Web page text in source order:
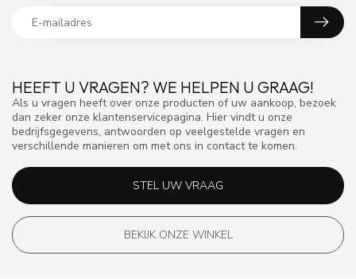
HEEFT U VRAGEN? WE HELPEN U GRAAG!
Als u vragen heeft over onze producten of uw aankoop, bezoek
dan zeker onze klantenservicepagina. Hier vindt u onze
bedrijfsgegevens, antwoorden op veelgestelde vragen en
verschillende manieren om met ons in contact te komen.
STEL UW VRAAG
BEKIJK ONZE WINKEL